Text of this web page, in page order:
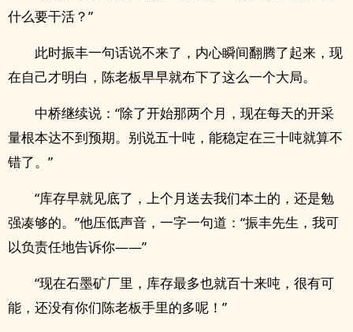
什么要干活？”
此时振丰一句话说不来了，内心瞬间翻腾了起来，现
在自己才明白，陈老板早早就布下了这么一个大局。
中桥继续说：“除了开始那两个月，现在每天的开采
量根本达不到预期。别说五十吨，能稳定在三十吨就算不
错了。”
“库存早就见底了，上个月送去我们本土的，还是勉
强凑够的。”他压低声音，一字一句道：“振丰先生，我可
以负责任地告诉你——”
“现在石墨矿厂里，库存最多也就百十来吨，很有可
能，还没有你们陈老板手里的多呢！”